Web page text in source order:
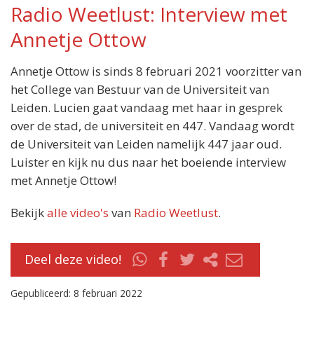
Radio Weetlust: Interview met
Annetje Ottow
Annetje Ottow is sinds 8 februari 2021 voorzitter van
het College van Bestuur van de Universiteit van
Leiden. Lucien gaat vandaag met haar in gesprek
over de stad, de universiteit en 447. Vandaag wordt
de Universiteit van Leiden namelijk 447 jaar oud.
Luister en kijk nu dus naar het boeiende interview
met Annetje Ottow!
Bekijkalle video's van Radio Weetlust.
Deel deze video!
Gepubliceerd: 8 februari 2022